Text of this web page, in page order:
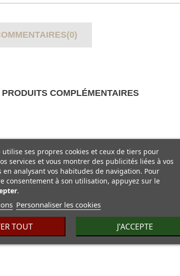
PRODUITS COMPLÉMENTAIRES
utilise ses propres cookies et ceux de tiers pour
services et vous montrer des publicités liées à vos
en analysant vos habitudes de navigation. Pour
consentement à son utilisation, appuyez sur le
.
Personnaliser les cookies
TOUT J'ACCEPTE